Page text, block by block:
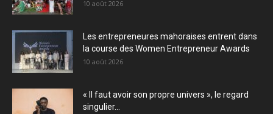
10 août 2026
Les entrepreneures mahoraises entrent dans
la course des Women Entrepreneur Awards
10 août 2026
« Il faut avoir son propre univers », le regard
singulier...